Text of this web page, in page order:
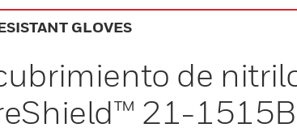
GLOVES
de
21-1515B